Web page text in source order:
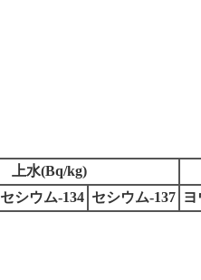
上水(Bq/kg)
セシウム-134 セシウム-137 ヨ